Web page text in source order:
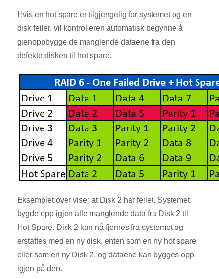
Hvis en hot spare er tilgjengelig for systemet og en
disk feiler, vil kontrolleren automatisk begynne å
gjenoppbygge de manglende dataene fra den
defekte disken til hot spare.
Eksemplet over viser at Disk 2 har feilet. Systemet
bygde opp igjen alle manglende data fra Disk 2 til
Hot Spare. Disk 2 kan nå fjernes fra systemet og
erstattes med en ny disk, enten som en ny hot spare
eller som en ny Disk 2, og dataene kan bygges opp
igjen på den.